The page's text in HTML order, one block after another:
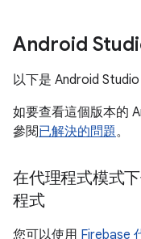
Android
以下是 Android Studio
如要查看這個版本的
參閱已解決的問題。
在代理程式模式
程式
您可以使用 Firebase